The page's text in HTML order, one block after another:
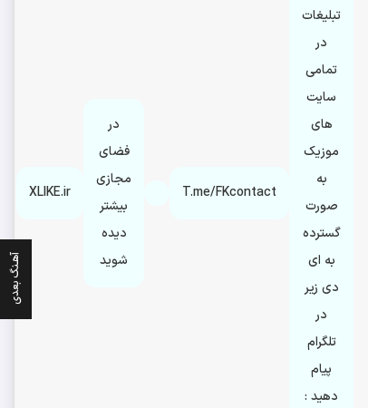
آهـنگ بعدی
تبلیغات
در
تمامی
سایت
های
موزیک
به
صورت
گسترده
به ای
دی زیر
در
تلگرام
پیام
دهید :
T.me/FKcontact
در
فضای
مجازی
بیشتر
دیده
شوید
XLIKE.ir